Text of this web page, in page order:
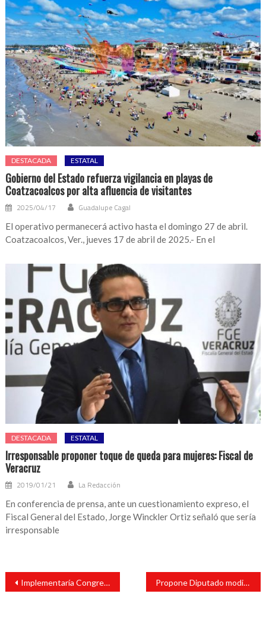
DESTACADA ESTATAL
Gobierno del Estado refuerza vigilancia en playas de
Coatzacoalcos por alta afluencia de visitantes
2025/04/17 Guadalupe Cagal
El operativo permanecerá activo hasta el domingo 27 de abril.
Coatzacoalcos, Ver., jueves 17 de abril de 2025.- En el
DESTACADA ESTATAL
Irresponsable proponer toque de queda para mujeres: Fiscal de
Veracruz
2019/01/21 La Redacción
En conferencia de prensa, ante un cuestionamiento expreso, el
Fiscal General del Estado, Jorge Winckler Ortiz señaló que sería
irresponsable
Navegación
entradas
Implementaría Congreso la Semana de la Movilidad y la Seguridad Vial Propone Diputado modificar penalidades por delito de ultrajes a la autoridad